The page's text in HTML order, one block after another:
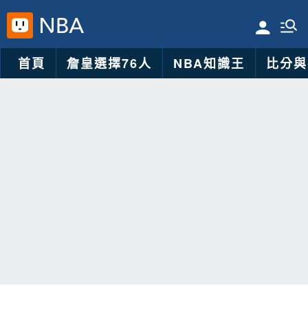
首頁 詹皇選擇76人 NBA知識王 比分